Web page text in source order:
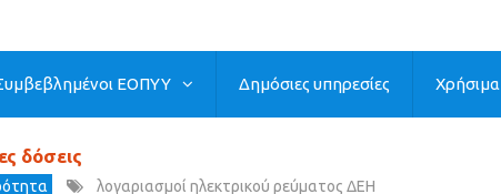
ΕΟΠΥΥ Δημόσιες υπηρεσίες Χρήσιμα
δόσεις
λογαριασμοί ηλεκτρικού ρεύματος ΔΕΗ